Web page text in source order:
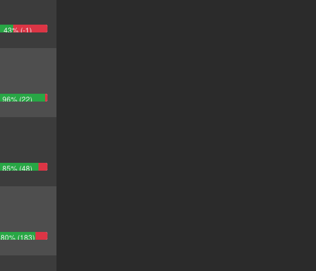
43% (-1)
96% (22)
85% (48)
80% (183)